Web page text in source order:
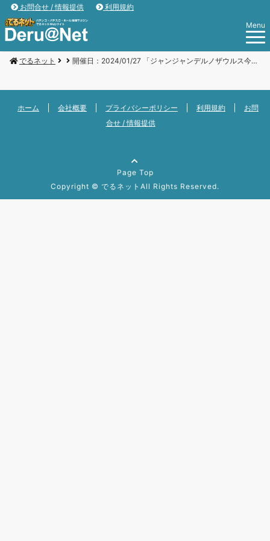
お問合せ / 情報提供
利用規約
Menu
でるネット 開催日：2024/01/27 「ジャンジャンデルノザウルス今市店」
ホーム 会社概要 プライバシーポリシー 利用規約
お問
合せ / 情報提供
Page Top
Copyright © でるネット All Rights Reserved.